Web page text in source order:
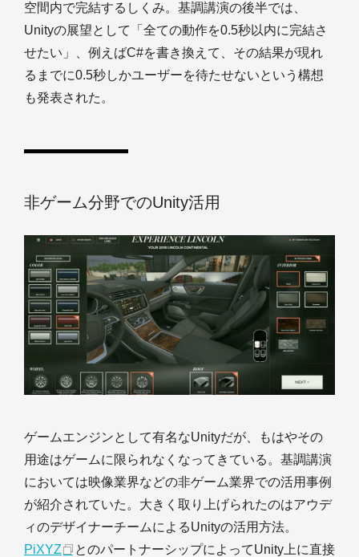
空間内で完結するしくみ。基調講演の後半では、
Unityの展望として「全ての動作を0.5秒以内に完結さ
せたい」、例えばC#を書き換えて、その結果が現れ
るまでに0.5秒しかユーザーを待たせないという構想
も発表された。
非ゲーム分野でのUnity活用
ゲームエンジンとして有名なUnityだが、もはやその
用途はゲームに限られなくなってきている。基調講演
においては映像業界などの非ゲーム業界での活用事例
が紹介されていた。大きく取り上げられたのはアウデ
ィのデザイナーチームによるUnityの活用方法。
PiXYZ
とのパートナーシップによってUnity上に直接